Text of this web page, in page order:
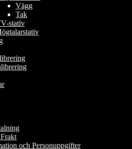
Vägg
Tak
stativ
och Personuppgifter